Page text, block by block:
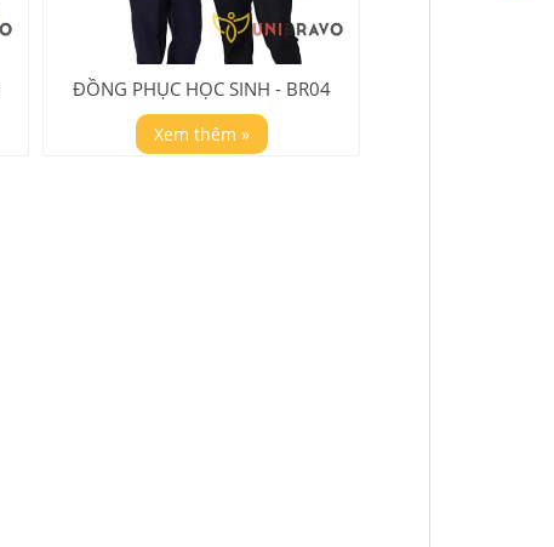
ĐỒNG PHỤC HỌC SINH - BR04
Xem thêm »